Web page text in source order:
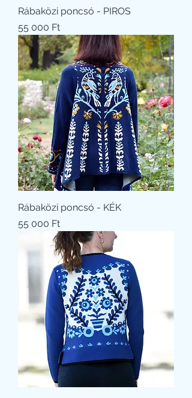
Rábaközi poncsó - PIROS
Ár
55 000 Ft
Rábaközi poncsó - KÉK
Ár
55 000 Ft